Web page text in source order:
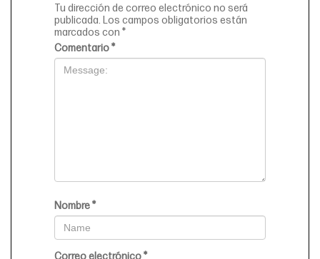
Tu dirección de correo electrónico no será
publicada. Los campos obligatorios están
marcados con *
Comentario*
Nombre*
Correo electrónico*